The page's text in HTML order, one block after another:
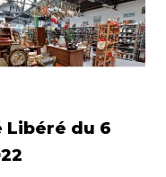
Libéré du 6